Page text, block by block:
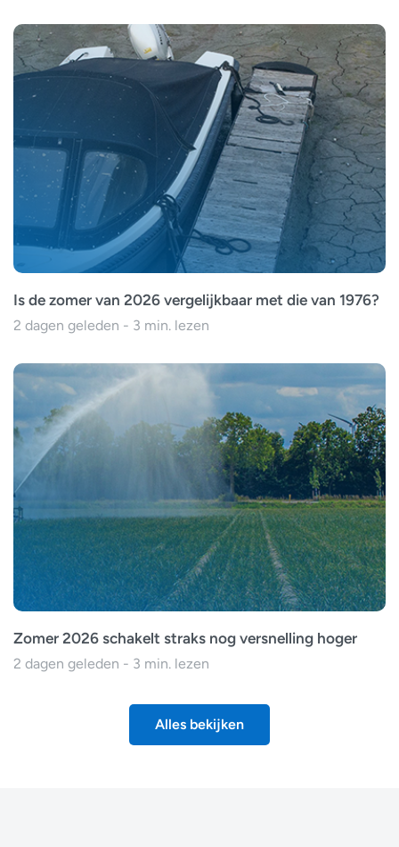
Is de zomer van 2026 vergelijkbaar met die van 1976?
2 dagen geleden - 3 min. lezen
Zomer 2026 schakelt straks nog versnelling hoger
2 dagen geleden - 3 min. lezen
Alles bekijken